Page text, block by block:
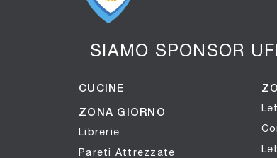
SIAMO SPONSOR
CUCINE
ZONA GIORNO
Librerie
Pareti Attrezzate